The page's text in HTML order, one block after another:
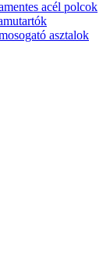
acél polcok
asztalok